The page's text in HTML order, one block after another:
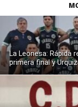
La Leonesa: Rápida
primera final y